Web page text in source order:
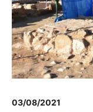
03/08/2021